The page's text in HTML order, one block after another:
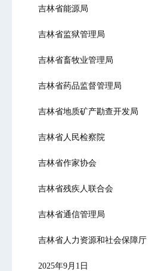
吉林省能源局
吉林省监狱管理局
吉林省畜牧业管理局
吉林省药品监督管理局
吉林省地质矿产勘查开发局
吉林省人民检察院
吉林省作家协会
吉林省残疾人联合会
吉林省通信管理局
吉林省人力资源和社会保障厅
2025年9月1日